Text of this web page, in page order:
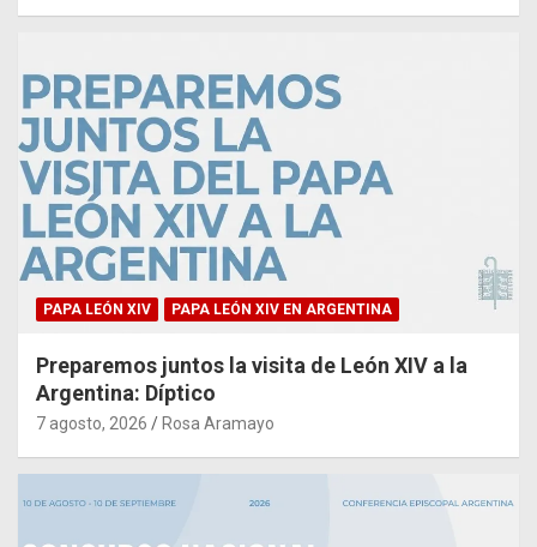
PAPA LEÓN XIV PAPA LEÓN XIV EN ARGENTINA
Preparemos juntos la visita de León XIV a la
Argentina: Díptico
7 agosto, 2026 Rosa Aramayo